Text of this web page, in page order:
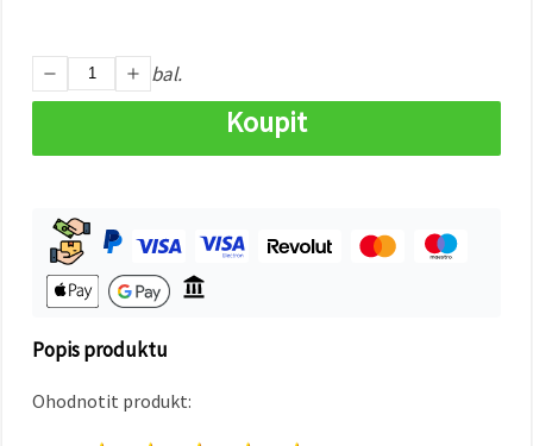
Přijmout
Nastavení
bal.
Koupit
Popis produktu
Ohodnotit produkt: